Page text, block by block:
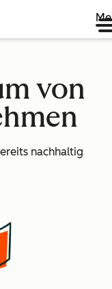
von
nachhaltig